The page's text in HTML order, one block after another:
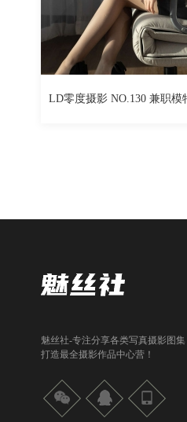
LD零度摄影 NO.130 兼职模
魅丝社-专注分享各类写真摄影图集
打造最全摄影作品中心营！